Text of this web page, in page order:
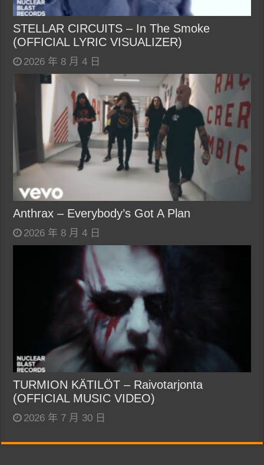
STELLAR CIRCUITS – In The Smoke
(OFFICIAL LYRIC VISUALIZER)
2026 年 8 月 4 日
Anthrax – Everybody’s Got A Plan
2026 年 8 月 4 日
TURMION KÄTILÖT – Raivotarjonta
(OFFICIAL MUSIC VIDEO)
2026 年 7 月 30 日